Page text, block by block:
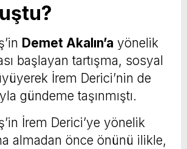
Demet Akalın’a yönelik
başlayan tartışma, sosyal
İrem Derici’nin de
gündeme taşınmıştı.
İrem Derici’ye yönelik
almadan önce önünü ilikle,